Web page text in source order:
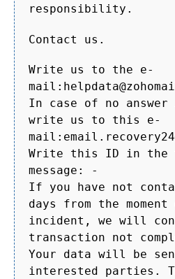
responsibility.
Contact us.
Write us to the e-
In case of no answer
write us to this e-
Write this ID in
message: -
If you have not
days from the
incident, we will
transaction not
Your data will be
interested parties.